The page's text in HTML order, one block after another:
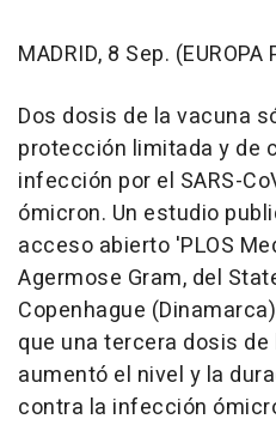
MADRID, 8 Sep. (EUROPA
Dos dosis de la vacuna
protección limitada y de
infección por el SARS-
ómicron. Un estudio
acceso abierto 'PLOS
Agermose Gram, del
Copenhague
que una tercera dosis de
aumentó el nivel y la
contra la infección